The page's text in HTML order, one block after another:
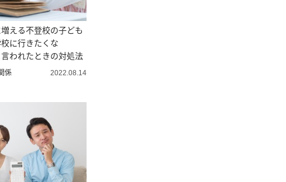
える不登校の子ども
に行きたくな
われたときの対処法
係 2022.08.14